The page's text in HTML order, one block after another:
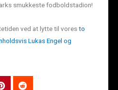
smukkeste fodboldstadion!
ved at lytte til voresto
Lukas Engel og